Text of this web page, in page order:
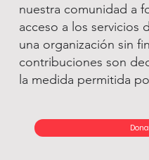
nuestra comunidad a
acceso a los servicios
una organización sin
contribuciones son
la medida permitida